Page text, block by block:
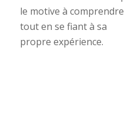
le motive à comprendre
tout en se fiant à sa
propre expérience.